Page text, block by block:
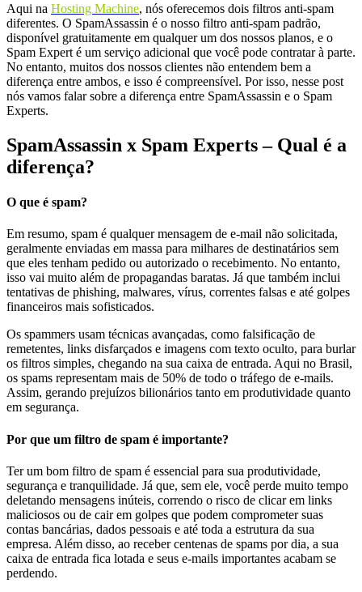
Aqui na Hosting Machine, nós oferecemos dois filtros anti-spam
diferentes. O SpamAssassin é o nosso filtro anti-spam padrão,
disponível gratuitamente em qualquer um dos nossos planos, e o
Spam Expert é um serviço adicional que você pode contratar à parte.
No entanto, muitos dos nossos clientes não entendem bem a
diferença entre ambos, e isso é compreensível. Por isso, nesse post
nós vamos falar sobre a diferença entre SpamAssassin e o Spam
Experts.
SpamAssassin x Spam Experts – Qual é a
diferença?
O que é spam?
Em resumo, spam é qualquer mensagem de e-mail não solicitada,
geralmente enviadas em massa para milhares de destinatários sem
que eles tenham pedido ou autorizado o recebimento. No entanto,
isso vai muito além de propagandas baratas. Já que também inclui
tentativas de phishing, malwares, vírus, correntes falsas e até golpes
financeiros mais sofisticados.
Os spammers usam técnicas avançadas, como falsificação de
remetentes, links disfarçados e imagens com texto oculto, para burlar
os filtros simples, chegando na sua caixa de entrada. Aqui no Brasil,
os spams representam mais de 50% de todo o tráfego de e-mails.
Assim, gerando prejuízos bilionários tanto em produtividade quanto
em segurança.
Por que um filtro de spam é importante?
Ter um bom filtro de spam é essencial para sua produtividade,
segurança e tranquilidade. Já que, sem ele, você perde muito tempo
deletando mensagens inúteis, correndo o risco de clicar em links
maliciosos ou de cair em golpes que podem comprometer suas
contas bancárias, dados pessoais e até toda a estrutura da sua
empresa. Além disso, ao receber centenas de spams por dia, a sua
caixa de entrada fica lotada e seus e-mails importantes acabam se
perdendo.